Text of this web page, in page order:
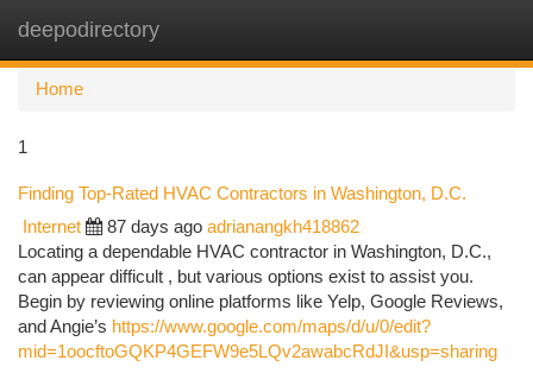
deepodirectory
Home
1
Finding Top-Rated HVAC Contractors in Washington, D.C.
Internet 87 days ago adrianangkh418862
Locating a dependable HVAC contractor in Washington, D.C.,
can appear difficult , but various options exist to assist you.
Begin by reviewing online platforms like Yelp, Google Reviews,
and Angie’s https://www.google.com/maps/d/u/0/edit?
mid=1oocftoGQKP4GEFW9e5LQv2awabcRdJI&usp=sharing